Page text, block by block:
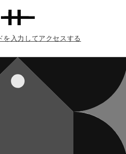
を入力してアクセスする